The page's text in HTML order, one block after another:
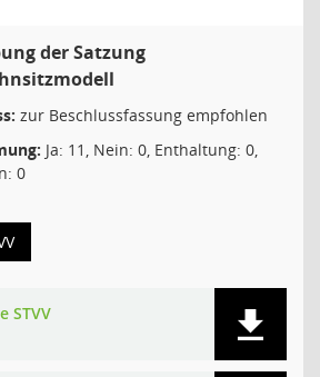
der Satzung
zur Beschlussfassung empfohlen
Ja: 11, Nein: 0, Enthaltung: 0,
0
STVV